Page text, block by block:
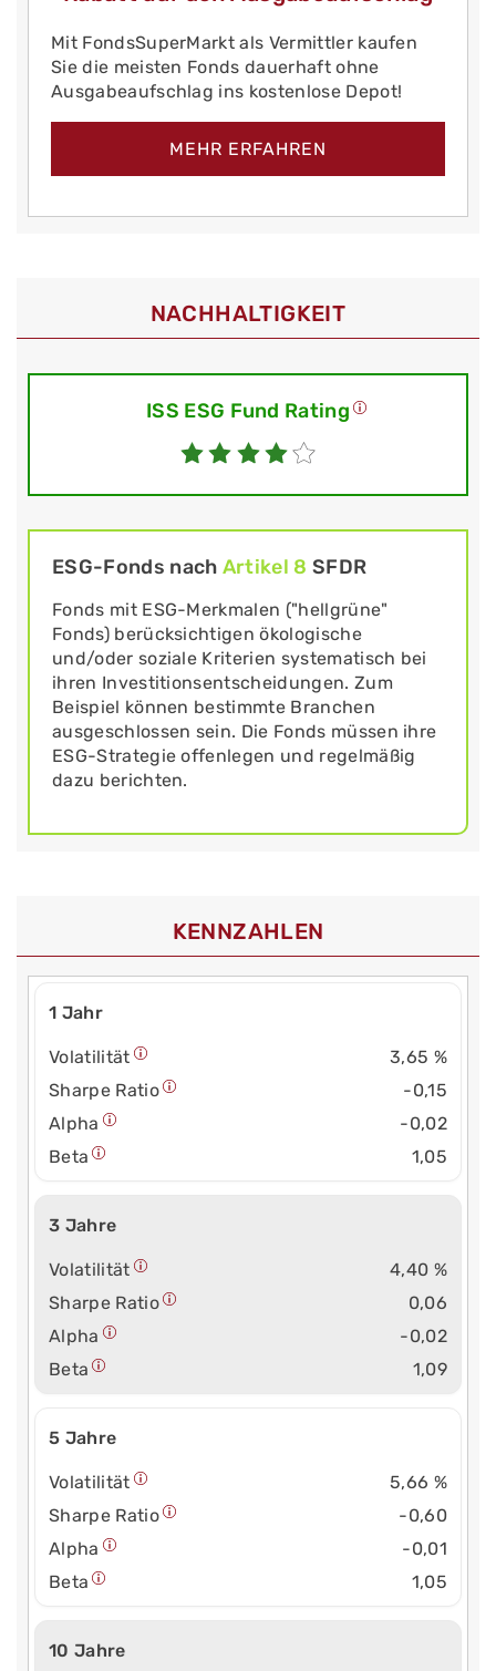
Mit FondsSuperMarkt als Vermittler kaufen
Sie die meisten Fonds dauerhaft ohne
Ausgabeaufschlag ins kostenlose Depot!
MEHR ERFAHREN
NACHHALTIGKEIT
ISS ESG Fund Rating
ESG-Fonds nach Artikel 8 SFDR
Fonds mit ESG-Merkmalen ("hellgrüne"
Fonds) berücksichtigen ökologische
und/oder soziale Kriterien systematisch bei
ihren Investitionsentscheidungen. Zum
Beispiel können bestimmte Branchen
ausgeschlossen sein. Die Fonds müssen ihre
ESG-Strategie offenlegen und regelmäßig
dazu berichten.
KENNZAHLEN
1 Jahr
Volatilität
3,65 %
Sharpe Ratio
-0,15
Alpha
-0,02
Beta
1,05
3 Jahre
Volatilität
4,40 %
Sharpe Ratio
0,06
Alpha
-0,02
Beta
1,09
5 Jahre
Volatilität
5,66 %
Sharpe Ratio
-0,60
Alpha
-0,01
Beta
1,05
10 Jahre